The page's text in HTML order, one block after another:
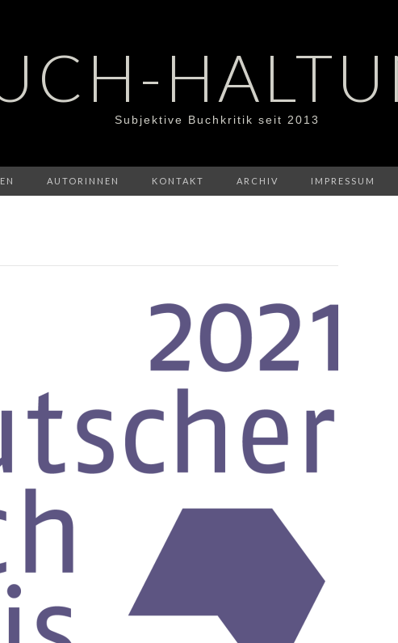
Subjektive Buchkritik seit 2013
AUTORINNEN KONTAKT ARCHIV IMPRESSUM